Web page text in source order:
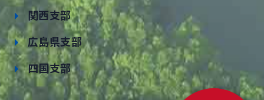
関西支部
広島県支部
四国支部